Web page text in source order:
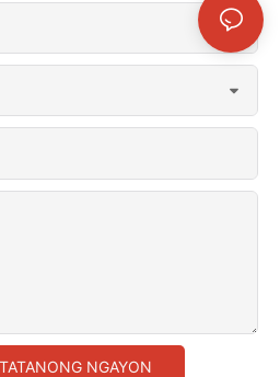
NGAYON